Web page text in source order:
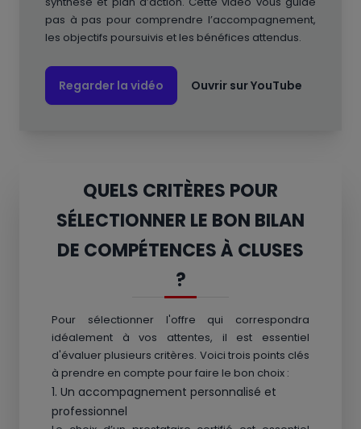
pas à pas pour comprendre l’accompagnement,
les objectifs poursuivis et les bénéfices attendus.
Regarder la vidéo Ouvrir sur YouTube
QUELS CRITÈRES POUR
SÉLECTIONNER LE BON BILAN
DE COMPÉTENCES À CLUSES
?
Pour sélectionner l'offre qui correspondra
idéalement à vos attentes, il est essentiel
d'évaluer plusieurs critères. Voici trois points clés
à prendre en compte pour faire le bon choix :
1. Un accompagnement personnalisé et
professionnel